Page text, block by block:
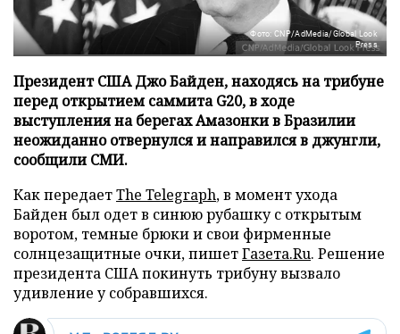
Фото: CNP/AdMedia/Global Look
Press
Президент США Джо Байден, находясь на трибуне
перед открытием саммита G20, в ходе
выступления на берегах Амазонки в Бразилии
неожиданно отвернулся и направился в джунгли,
сообщили СМИ.
Как передаетThe Telegraph, в момент ухода
Байден был одет в синюю рубашку с открытым
воротом, темные брюки и свои фирменные
солнцезащитные очки, пишетГазета.Ru. Решение
президента США покинуть трибуну вызвало
удивление у собравшихся.